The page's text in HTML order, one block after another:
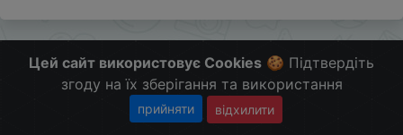
Цей сайт використовує Cookies 🍪 Підтвердіть
згоду на їх зберігання та використання
прийняти відхилити